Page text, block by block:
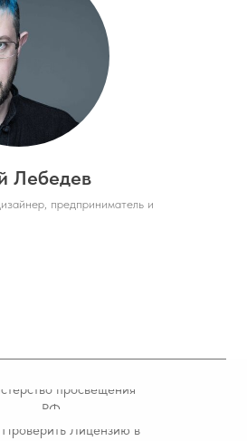
Лебедев
предприниматель и
в